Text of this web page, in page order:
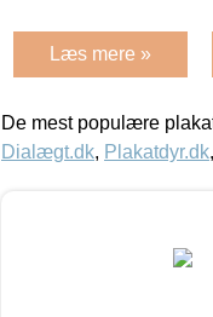
Læs mere »
De mest populære
Dialægt.dk, Plakatdyr.dk,